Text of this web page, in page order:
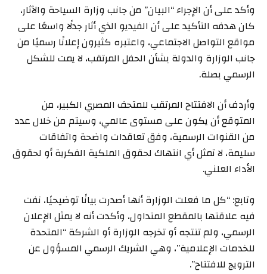
وأكد على أن الإجراء “البيان” من جانب وزارة السياحة والآثار،
كان هدفه التأكيد على أن الفيديو الذي أثار جدلًا واسعًا على
مواقع التواصل الاجتماعي، واعتبره كثيرون إعلانًا رسميًا من
جانب الوزارة والدولة بشأن الحفل المرتقب، لا يمت للشكل
الرسمي بصلة.
وأردف أن الافتتاح المرتقب للمتحف المصري الكبير، من
المتوقع أن يكون على مستوى عالمي، وسيتم من خلال عدد
من القنوات الرسمية، وفق تعاقدات واضحة واتفاقات
سليمة، لا تمثل أي انتهاك لحقوق الملكية الفكرية أو لحقوق
الأداء العلني.
وتابع: “كل ما فعلت الوزارة أنها أصدرت بيانًا توضيحيًا، نفت
فيه علاقتها بالمقطع المتداول، وأكدت أنه لا يمثل الإعلان
الرسمي، ولم تنتجه أو تخرجه الوزارة أو الشركة “المتحدة
للخدمات الإعلامية”، وهي الشريك الرسمي المسؤول عن
الترويج للافتتاح”.